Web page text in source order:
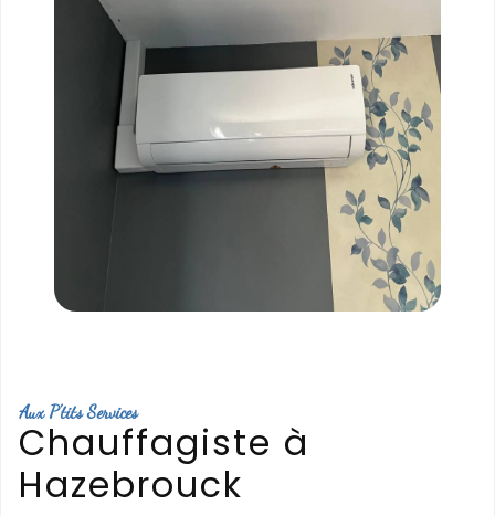
Aux P'tits Services
Chauffagiste à
Hazebrouck